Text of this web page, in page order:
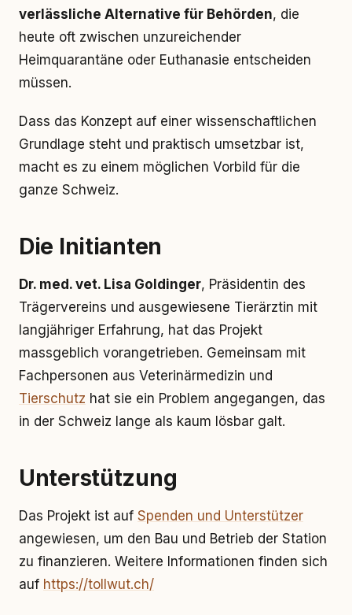
verlässliche Alternative für Behörden, die
heute oft zwischen unzureichender
Heimquarantäne oder Euthanasie entscheiden
müssen.
Dass das Konzept auf einer wissenschaftlichen
Grundlage steht und praktisch umsetzbar ist,
macht es zu einem möglichen Vorbild für die
ganze Schweiz.
Die Initianten
Dr. med. vet. Lisa Goldinger, Präsidentin des
Trägervereins und ausgewiesene Tierärztin mit
langjähriger Erfahrung, hat das Projekt
massgeblich vorangetrieben. Gemeinsam mit
Fachpersonen aus Veterinärmedizin und
Tierschutz hat sie ein Problem angegangen, das
in der Schweiz lange als kaum lösbar galt.
Unterstützung
Das Projekt ist auf Spenden und Unterstützer
angewiesen, um den Bau und Betrieb der Station
zu finanzieren. Weitere Informationen finden sich
auf https://tollwut.ch/